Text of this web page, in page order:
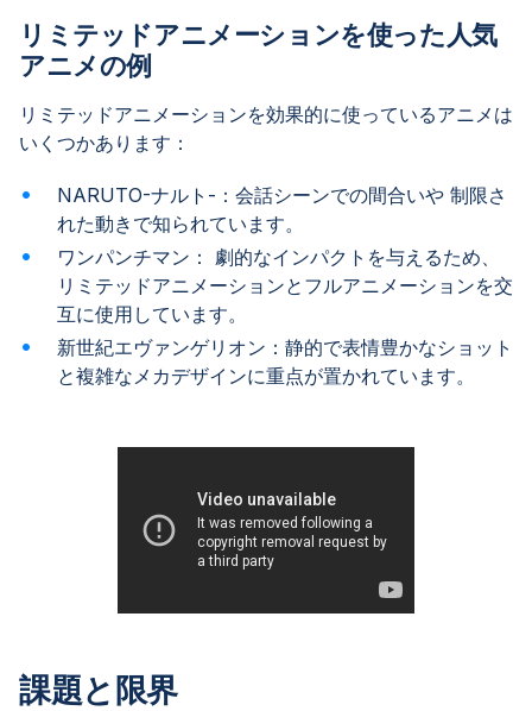
リミテッドアニメーションを使った人気
アニメの例
リミテッドアニメーションを効果的に使っているアニメは
いくつかあります：
NARUTO-ナルト-：会話シーンでの間合いや 制限さ
れた動きで知られています。
ワンパンチマン： 劇的なインパクトを与えるため、
リミテッドアニメーションとフルアニメーションを交
互に使用しています。
新世紀エヴァンゲリオン：静的で表情豊かなショット
と複雑なメカデザインに重点が置かれています。
課題と限界